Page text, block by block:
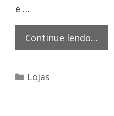
e …
Continue lendo…
Nova
Categorias
Lojas